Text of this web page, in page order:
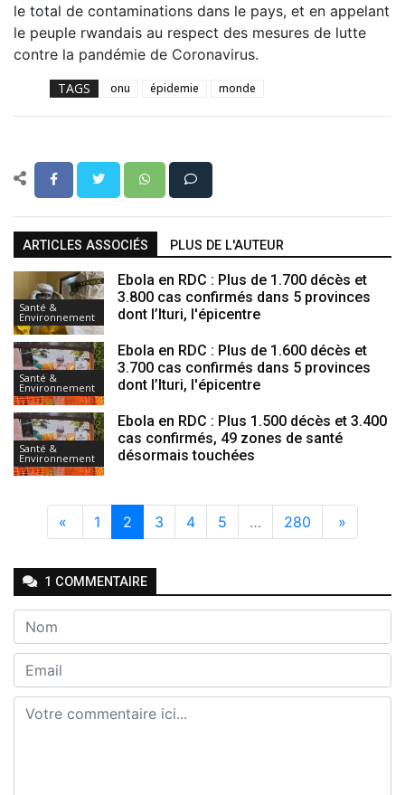
le total de contaminations dans le pays, et en appelant
le peuple rwandais au respect des mesures de lutte
contre la pandémie de Coronavirus.
TAGS onu épidemie monde
ARTICLES ASSOCIÉS PLUS DE L'AUTEUR
Santé &
Environnement
Ebola en RDC : Plus de 1.700 décès et
3.800 cas confirmés dans 5 provinces
dont l’Ituri, l'épicentre
Santé &
Environnement
Ebola en RDC : Plus de 1.600 décès et
3.700 cas confirmés dans 5 provinces
dont l’Ituri, l'épicentre
Santé &
Environnement
Ebola en RDC : Plus 1.500 décès et 3.400
cas confirmés, 49 zones de santé
désormais touchées
« 1 2 3 4 5 … 280 »
1 COMMENTAIRE